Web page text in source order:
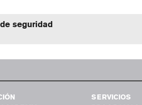
seguridad
SERVICIOS